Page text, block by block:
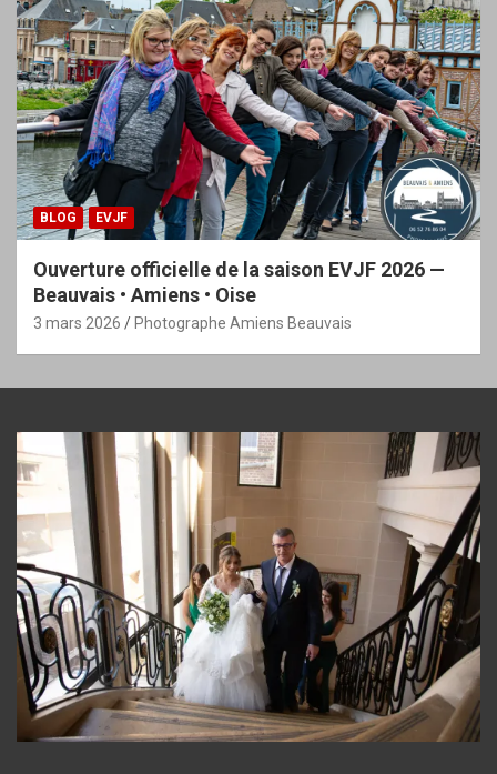
BLOG EVJF
Ouverture officielle de la saison EVJF 2026 —
Beauvais • Amiens • Oise
3 mars 2026 Photographe Amiens Beauvais